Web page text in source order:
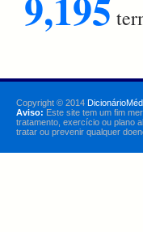
Copyright © 2014
Aviso: Este site tem um fim
tratamento, exercício ou plano
tratar ou prevenir qualquer